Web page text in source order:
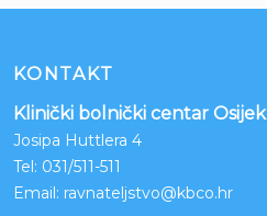
KONTAKT
Klinički bolnički centar Osijek
Josipa Huttlera 4
Tel: 031/511-511
Email: ravnateljstvo@kbco.hr